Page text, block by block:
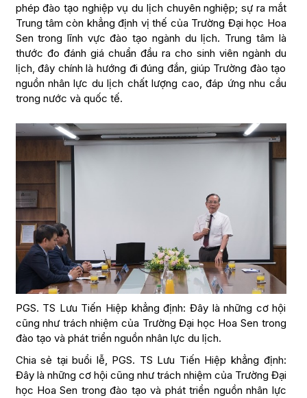
phép đào tạo nghiệp vụ du lịch chuyên nghiệp; sự ra mắt
Trung tâm còn khẳng định vị thế của Trường Đại học Hoa
Sen trong lĩnh vực đào tạo ngành du lịch. Trung tâm là
thước đo đánh giá chuẩn đầu ra cho sinh viên ngành du
lịch, đây chính là hướng đi đúng đắn, giúp Trường đào tạo
nguồn nhân lực du lịch chất lượng cao, đáp ứng nhu cầu
trong nước và quốc tế.
PGS. TS Lưu Tiến Hiệp khẳng định: Đây là những cơ hội
cũng như trách nhiệm của Trường Đại học Hoa Sen trong
đào tạo và phát triển nguồn nhân lực du lịch.
Chia sẻ tại buổi lễ, PGS. TS Lưu Tiến Hiệp khẳng định:
Đây là những cơ hội cũng như trách nhiệm của Trường Đại
học Hoa Sen trong đào tạo và phát triển nguồn nhân lực